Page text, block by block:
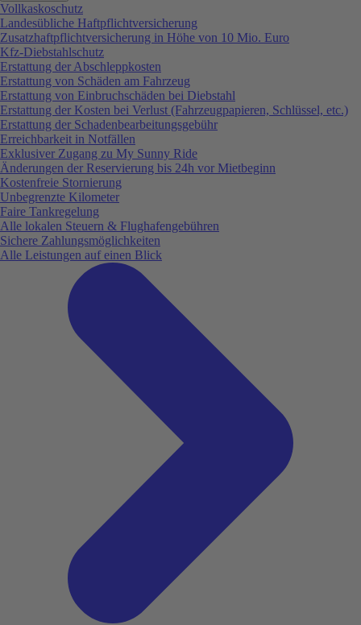
Vollkaskoschutz
Landesübliche Haftpflichtversicherung
Zusatzhaftpflichtversicherung in Höhe von 10 Mio. Euro
Kfz-Diebstahlschutz
Erstattung der Abschleppkosten
Erstattung von Schäden am Fahrzeug
Erstattung von Einbruchschäden bei Diebstahl
Erstattung der Kosten bei Verlust (Fahrzeugpapieren, Schlüssel, etc.)
Erstattung der Schadenbearbeitungsgebühr
Erreichbarkeit in Notfällen
Exklusiver Zugang zu My Sunny Ride
Änderungen der Reservierung bis 24h vor Mietbeginn
Kostenfreie Stornierung
Unbegrenzte Kilometer
Faire Tankregelung
Alle lokalen Steuern & Flughafengebühren
Sichere Zahlungsmöglichkeiten
Alle Leistungen auf einen Blick